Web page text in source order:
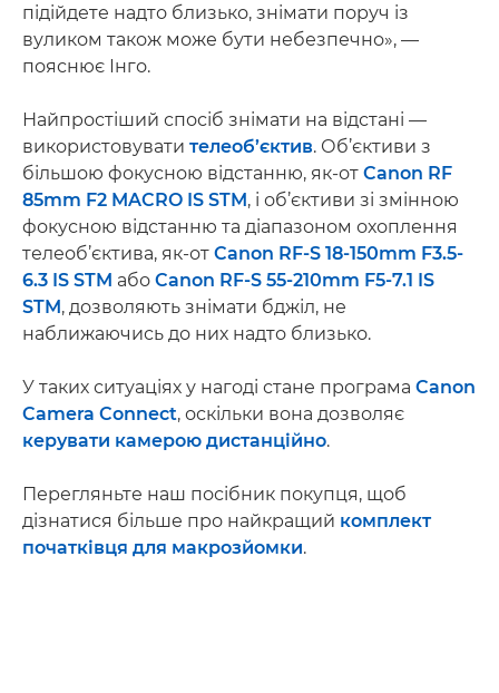
підійдете надто близько, знімати поруч із
вуликом також може бути небезпечно», —
пояснює Інго.
Найпростіший спосіб знімати на відстані —
використовувати телеоб’єктив. Об’єктиви з
більшою фокусною відстанню, як-от Canon RF
85mm F2 MACRO IS STM, і об’єктиви зі змінною
фокусною відстанню та діапазоном охоплення
телеоб’єктива, як-от Canon RF-S 18-150mm F3.5-
6.3 IS STM або Canon RF-S 55-210mm F5-7.1 IS
STM, дозволяють знімати бджіл, не
наближаючись до них надто близько.
У таких ситуаціях у нагоді стане програма Canon
Camera Connect, оскільки вона дозволяє
керувати камерою дистанційно.
Перегляньте наш посібник покупця, щоб
дізнатися більше про найкращий комплект
початківця для макрозйомки.